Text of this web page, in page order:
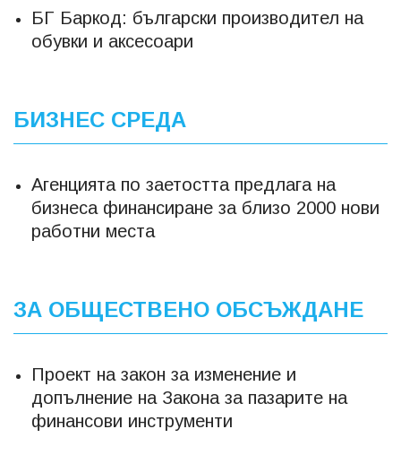
БГ Баркод: български производител на
обувки и аксесоари
БИЗНЕС СРЕДА
Агенцията по заетостта предлага на
бизнеса финансиране за близо 2000 нови
работни места
ЗА ОБЩЕСТВЕНО ОБСЪЖДАНЕ
Проект на закон за изменение и
допълнение на Закона за пазарите на
финансови инструменти